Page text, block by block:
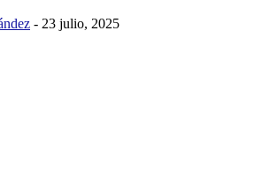
- 23 julio, 2025